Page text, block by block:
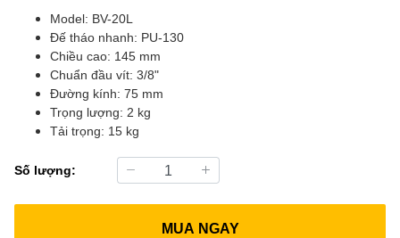
Model: BV-20L
Đế tháo nhanh: PU-130
Chiều cao: 145 mm
Chuẩn đầu vít: 3/8"
Đường kính: 75 mm
Trọng lượng: 2 kg
Tải trọng: 15 kg
Số lượng:
MUA NGAY